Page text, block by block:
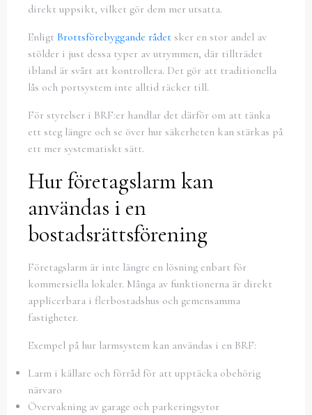
direkt uppsikt, vilket gör dem mer utsatta.
Enligt Brottsförebyggande rådet sker en stor andel av
stölder i just dessa typer av utrymmen, där tillträdet
ibland är svårt att kontrollera. Det gör att traditionella
lås och portsystem inte alltid räcker till.
För styrelser i BRF:er handlar det därför om att tänka
ett steg längre och se över hur säkerheten kan stärkas på
ett mer systematiskt sätt.
Hur företagslarm kan
användas i en
bostadsrättsförening
Företagslarm är inte längre en lösning enbart för
kommersiella lokaler. Många av funktionerna är direkt
applicerbara i flerbostadshus och gemensamma
fastigheter.
Exempel på hur larmsystem kan användas i en BRF:
Larm i källare och förråd för att upptäcka obehörig
närvaro
Övervakning av garage och parkeringsytor